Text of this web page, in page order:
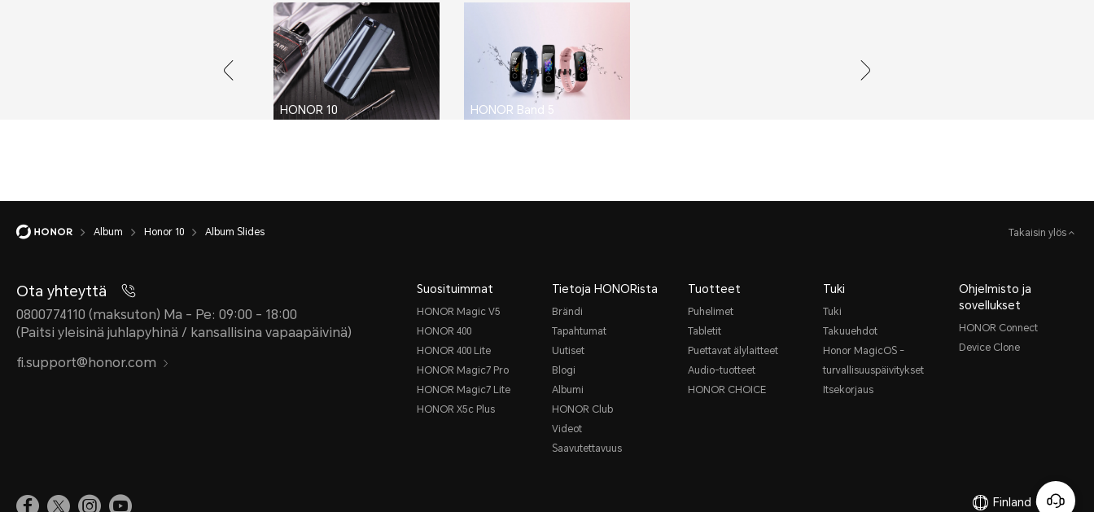
HONOR 10 HONOR Band 5
Album Honor 10 Album Slides Takaisin ylös
Ota yhteyttä
0800774110 (maksuton) Ma - Pe: 09:00 - 18:00
(Paitsi yleisinä juhlapyhinä / kansallisina vapaapäivinä)
fi.support@honor.com
Suosituimmat
HONOR Magic V5
HONOR 400
HONOR 400 Lite
HONOR Magic7 Pro
HONOR Magic7 Lite
HONOR X5c Plus
Tietoja HONORista
Brändi
Tapahtumat
Uutiset
Blogi
Albumi
HONOR Club
Videot
Saavutettavuus
Tuotteet
Puhelimet
Tabletit
Puettavat älylaitteet
Audio-tuotteet
HONOR CHOICE
Tuki
Tuki
Takuuehdot
Honor MagicOS -
turvallisuuspäivitykset
Itsekorjaus
Ohjelmisto ja
sovellukset
HONOR Connect
Device Clone
Finland (Suomi)